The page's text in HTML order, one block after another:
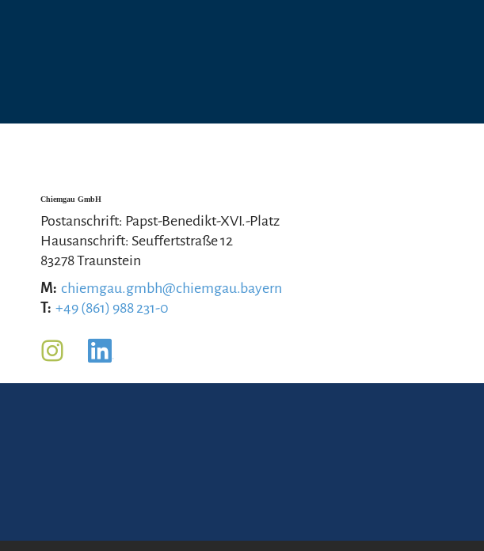
Chiemgau GmbH
Postanschrift: Papst-Benedikt-XVI.-Platz
Hausanschrift: Seuffertstraße 12
83278 Traunstein
M: chiemgau.gmbh@chiemgau.bayern
T: +49 (861) 988 231-0